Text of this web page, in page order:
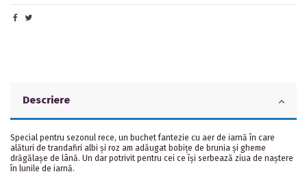
Descriere
Special pentru sezonul rece, un buchet fantezie cu aer de iarnă în care
alături de trandafiri albi și roz am adăugat bobițe de brunia și gheme
drăgălașe de lână. Un dar potrivit pentru cei ce își serbează ziua de naștere
în lunile de iarnă.